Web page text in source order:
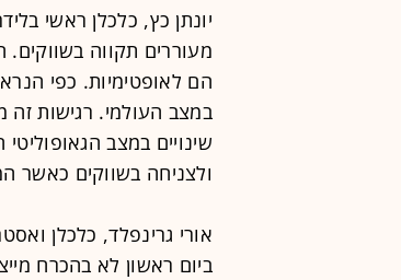
יונתן כץ, כלכלן ראשי
מעוררים תקווה
הם לאופטימיות. כפי
במצב העולמי. רגישות
שינויים במצב
ולצניחה בשווקים כאשר
אורי גרינפלד, כלכלן
ביום ראשון לא בהכרח